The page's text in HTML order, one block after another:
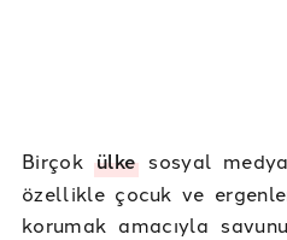
Birçok ülkesosyal
özellikle çocuk ve
korumak amacıyla